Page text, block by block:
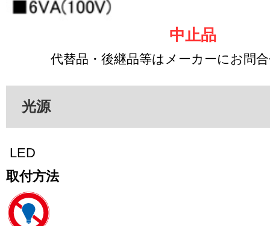
中止品
代替品・後継品等はメーカーにお問
光源
LED
取付方法